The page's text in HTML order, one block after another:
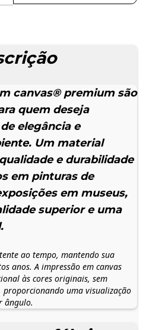
canvas® premium são
quem deseja
elegância e
Um material
e durabilidade
em pinturas de
em museus,
superior e uma
ao tempo, mantendo sua
anos. A impressão em canvas
às cores originais, sem
proporcionando uma visualização
ângulo.